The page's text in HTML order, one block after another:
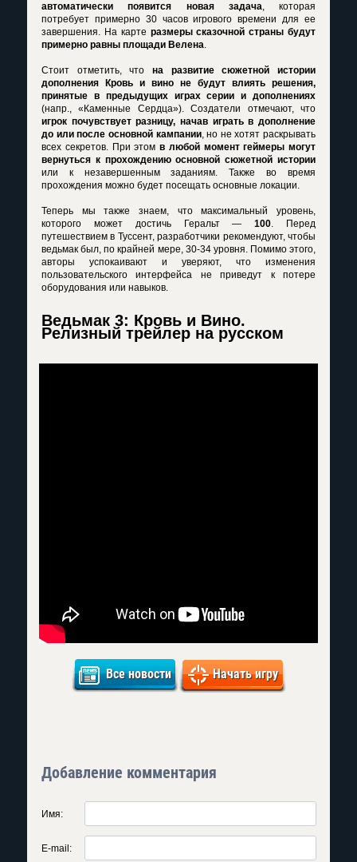
автоматически появится новая задача, которая
потребует примерно 30 часов игрового времени для ее
завершения. На карте размеры сказочной страны будут
примерно равны площади Велена.
Стоит отметить, что на развитие сюжетной истории
дополнения Кровь и вино не будут влиять решения,
принятые в предыдущих играх серии и дополнениях
(напр., «Каменные Сердца»). Создатели отмечают, что
игрок почувствует разницу, начав играть в дополнение
до или после основной кампании, но не хотят раскрывать
всех секретов. При этом в любой момент геймеры могут
вернуться к прохождению основной сюжетной истории
или к незавершенным заданиям. Также во время
прохождения можно будет посещать основные локации.
Теперь мы также знаем, что максимальный уровень,
которого может достичь Геральт —100. Перед
путешествием в Туссент, разработчики рекомендуют, чтобы
ведьмак был, по крайней мере, 30-34 уровня. Помимо этого,
авторы успокаивают и уверяют, что изменения
пользовательского интерфейса не приведут к потере
оборудования или навыков.
Ведьмак 3: Кровь и Вино.
Релизный трейлер на русском
Все новости Начать игру
Добавление комментария
Имя:
E-mail: